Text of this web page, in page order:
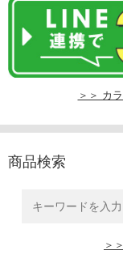
＞＞ カ
商品検索
＞